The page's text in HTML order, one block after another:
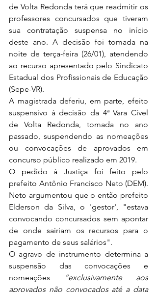
de Volta Redonda terá que readmitir os
professores concursados que tiveram
sua contratação suspensa no início
deste ano. A decisão foi tomada na
noite de terça-feira (26/01), atendendo
ao recurso apresentado pelo Sindicato
Estadual dos Profissionais de Educação
(Sepe-VR).
A magistrada deferiu, em parte, efeito
suspensivo à decisão da 4ª Vara Cível
de Volta Redonda, tomada no ano
passado, suspendendo as nomeações
ou convocações de aprovados em
concurso público realizado em 2019.
O pedido à Justiça foi feito pelo
prefeito Antônio Francisco Neto (DEM).
Neto argumentou que o então prefeito
Elderson da Silva, o 'gestor', "estava
convocando concursados sem apontar
de onde sairiam os recursos para o
pagamento de seus salários".
O agravo de instrumento determina a
suspensão das convocações e
nomeações
“exclusivamente aos
aprovados não convocados até a data